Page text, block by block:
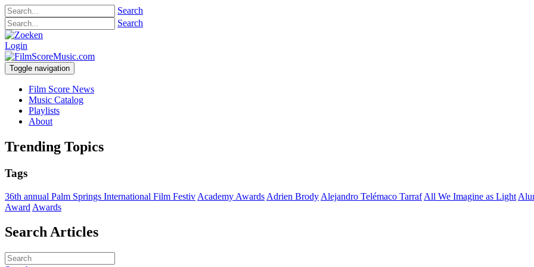
Search
Search
Login
Toggle navigation
Film Score News
Music Catalog
Playlists
About
Trending Topics
Tags
36th annual Palm Springs International Film Festiv Academy Awards Adrien Brody Alejandro Telémaco Tarraf All We Imagine as Light
Award Awards
Search Articles